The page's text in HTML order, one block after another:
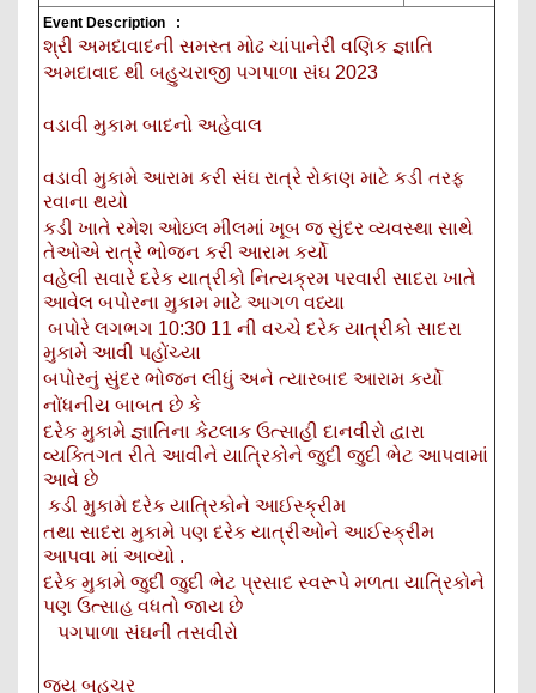
Event Description
:
શ્રી અમદાવાદની સમસ્ત મોઢ ચાંપાનેરી વણિક જ્ઞાતિ
અમદાવાદ થી બહુચરાજી પગપાળા સંઘ 2023
વડાવી મુકામ બાદનો અહેવાલ
વડાવી મુકામે આરામ કરી સંઘ રાત્રે રોકાણ માટે કડી તરફ
રવાના થયો
કડી ખાતે રમેશ ઓઇલ મીલમાં ખૂબ જ સુંદર વ્યવસ્થા સાથે
તેઓએ રાત્રે ભોજન કરી આરામ કર્યો
વહેલી સવારે દરેક યાત્રીકો નિત્યક્રમ પરવારી સાદરા ખાતે
આવેલ બપોરના મુકામ માટે આગળ વધ્યા
બપોરે લગભગ 10:30 11 ની વચ્ચે દરેક યાત્રીકો સાદરા
મુકામે આવી પહોંચ્યા
બપોરનું સુંદર ભોજન લીધું અને ત્યારબાદ આરામ કર્યો
નોંધનીય બાબત છે કે
દરેક મુકામે જ્ઞાતિના કેટલાક ઉત્સાહી દાનવીરો દ્વારા
વ્યક્તિગત રીતે આવીને યાત્રિકોને જુદી જુદી ભેટ આપવામાં
આવે છે
કડી મુકામે દરેક યાત્રિકોને આઈસ્ક્રીમ
તથા સાદરા મુકામે પણ દરેક યાત્રીઓને આઈસ્ક્રીમ
આપવા માં આવ્યો .
દરેક મુકામે જુદી જુદી ભેટ પ્રસાદ સ્વરૂપે મળતા યાત્રિકોને
પણ ઉત્સાહ વધતો જાય છે
પગપાળા સંઘની તસવીરો
જય બહુચર